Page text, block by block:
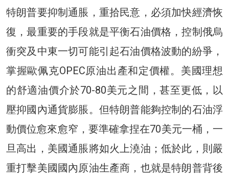
特朗普要抑制通脹，重拾民意，必須加快經濟恢
復，最重要的手段就是平衡石油價格，控制俄烏
衝突及中東一切可能引起石油價格波動的紛爭，
掌握歐佩克OPEC原油出產和定價權。美國理想
的舒適油價介於70-80美元之間，甚至更低，以
壓抑國內通貨膨脹。但特朗普能夠控制的石油浮
動價位愈來愈窄，要準確拿捏在70美元一桶，一
旦高出，美國通脹將如火上澆油；低於此，則嚴
重打擊美國國內原油生產商，也就是特朗普背後